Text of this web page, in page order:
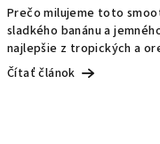
Prečo milujeme toto
sladkého banánu a
najlepšie z tropických a
Čítať článok